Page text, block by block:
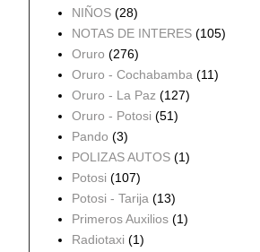
NIÑOS (28)
NOTAS DE INTERES (105)
Oruro (276)
Oruro - Cochabamba (11)
Oruro - La Paz (127)
Oruro - Potosi (51)
Pando (3)
POLIZAS AUTOS (1)
Potosi (107)
Potosi - Tarija (13)
Primeros Auxilios (1)
Radiotaxi (1)